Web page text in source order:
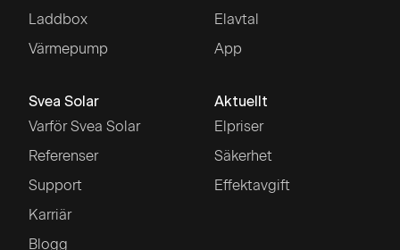
Laddbox
Värmepump
Elavtal
App
Svea Solar
Varför Svea Solar
Referenser
Support
Karriär
Blogg
Aktuellt
Elpriser
Säkerhet
Effektavgift